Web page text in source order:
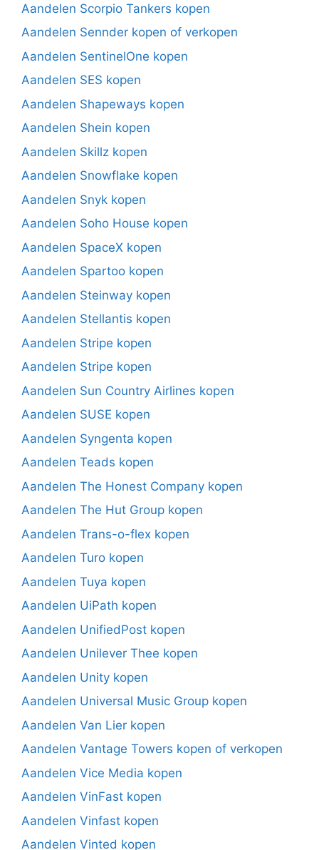
Aandelen Scorpio Tankers kopen
Aandelen Sennder kopen of verkopen
Aandelen SentinelOne kopen
Aandelen SES kopen
Aandelen Shapeways kopen
Aandelen Shein kopen
Aandelen Skillz kopen
Aandelen Snowflake kopen
Aandelen Snyk kopen
Aandelen Soho House kopen
Aandelen SpaceX kopen
Aandelen Spartoo kopen
Aandelen Steinway kopen
Aandelen Stellantis kopen
Aandelen Stripe kopen
Aandelen Stripe kopen
Aandelen Sun Country Airlines kopen
Aandelen SUSE kopen
Aandelen Syngenta kopen
Aandelen Teads kopen
Aandelen The Honest Company kopen
Aandelen The Hut Group kopen
Aandelen Trans-o-flex kopen
Aandelen Turo kopen
Aandelen Tuya kopen
Aandelen UiPath kopen
Aandelen UnifiedPost kopen
Aandelen Unilever Thee kopen
Aandelen Unity kopen
Aandelen Universal Music Group kopen
Aandelen Van Lier kopen
Aandelen Vantage Towers kopen of verkopen
Aandelen Vice Media kopen
Aandelen VinFast kopen
Aandelen Vinfast kopen
Aandelen Vinted kopen